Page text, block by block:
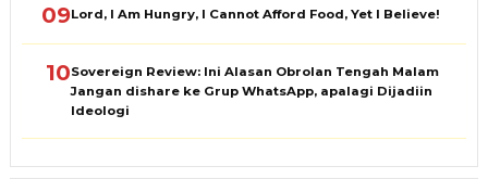
09Lord, I Am Hungry, I Cannot Afford Food, Yet I Believe!
10Sovereign Review: Ini Alasan Obrolan Tengah Malam
Jangan dishare ke Grup WhatsApp, apalagi Dijadiin
Ideologi